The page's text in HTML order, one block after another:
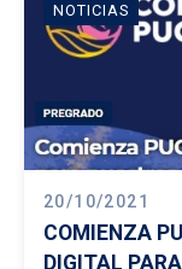
NOTICIAS
20/10/2021
COMIENZA
DIGITAL